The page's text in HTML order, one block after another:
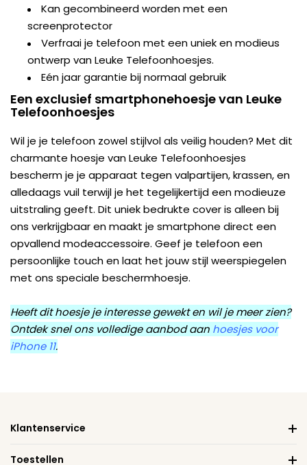
Kan gecombineerd worden met een
screenprotector
Verfraai je telefoon met een uniek en modieus
ontwerp van Leuke Telefoonhoesjes.
Eén jaar garantie bij normaal gebruik
Een exclusief smartphonehoesje van Leuke
Telefoonhoesjes
Wil je je telefoon zowel stijlvol als veilig houden? Met dit
charmante hoesje van Leuke Telefoonhoesjes
bescherm je je apparaat tegen valpartijen, krassen, en
alledaags vuil terwijl je het tegelijkertijd een modieuze
uitstraling geeft. Dit uniek bedrukte cover is alleen bij
ons verkrijgbaar en maakt je smartphone direct een
opvallend modeaccessoire. Geef je telefoon een
persoonlijke touch en laat het jouw stijl weerspiegelen
met ons speciale beschermhoesje.
Heeft dit hoesje je interesse gewekt en wil je meer zien?
Ontdek snel ons volledige aanbod aan hoesjes voor
iPhone 11.
Klantenservice
Toestellen